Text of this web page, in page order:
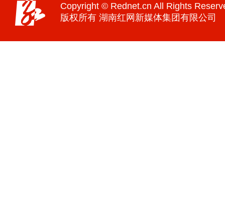
Copyright © Rednet.cn All Rights
版权所有 湖南红网新媒体集团有限公司